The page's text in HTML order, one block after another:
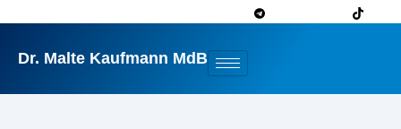
springen
Dr. Malte Kaufmann MdB